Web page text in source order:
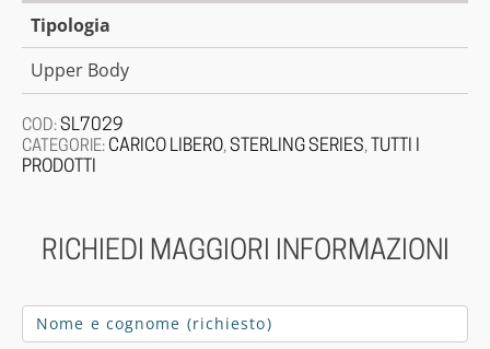
Tipologia
Upper Body
COD: SL7029
CATEGORIE: CARICO LIBERO, STERLING SERIES,
TUTTI I
PRODOTTI
RICHIEDI MAGGIORI INFORMAZIONI